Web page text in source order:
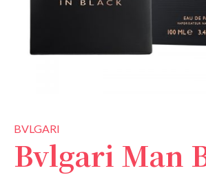
BVLGARI
Bvlgari Man